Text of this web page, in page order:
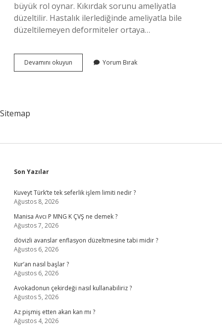
büyük rol oynar. Kıkırdak sorunu ameliyatla
düzeltilir. Hastalık ilerlediğinde ameliyatla bile
düzeltilemeyen deformiteler ortaya…
Devamını okuyun
Ayaklar
Yorum Bırak
Sitemap
Sidebar
Son Yazılar
Kuveyt Türk’te tek seferlik işlem limiti nedir ?
Ağustos 8, 2026
Manisa Avcı P MNG K ÇVŞ ne demek ?
Ağustos 7, 2026
dövizli avanslar enflasyon düzeltmesine tabi midir ?
Ağustos 6, 2026
Kur’an nasıl başlar ?
Ağustos 6, 2026
Avokadonun çekirdeği nasıl kullanabiliriz ?
Ağustos 5, 2026
Az pişmiş etten akan kan mı ?
Ağustos 4, 2026